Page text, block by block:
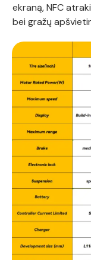
ekraną, NFC
bei gražų